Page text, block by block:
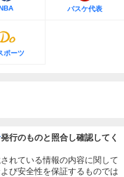
バスケ代表
ポーツ
発行のものと照合し確認してく
れている情報の内容に関して
び安全性を保証するものでは